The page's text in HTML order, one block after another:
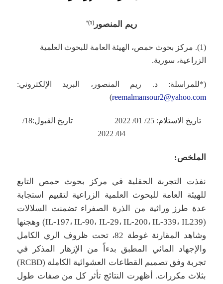
ريم المنصور (
1
)
*
(1). مركز بحوث حمص، الهيئة العامة للبحوث العلمية
الزراعية، سورية.
(*للمراسلة: د. ريم المنصور، البريد الإلكتروني:
reemalmansour2@yahoo.com
)
تاريخ الاستلام: 25/ 01/ 2022 تاريخ القبول:18/
04/ 2022
الملخص:
نفذت التجربة الحقلية في مركز بحوث حمص التابع
للهيئة العامة للبحوث العلمية الزراعية لتقييم استجابة
عدة طرز وراثية من الذرة الصفراء تضمنت السلالات
(IL-197، IL-90، IL-29، IL-200، IL-339، IL239) وهجنها
وشاهد المقارنة غوطة 82، تحت ظروف الري الكامل
والإجهاد المائي المطبق بدءاً من الإزهار المذكر في
تجربة وفق تصميم القطاعات العشوائية الكاملة (RCBD)
بثلاث مكررات. أظهرت النتائج تأثر كل من صفات طول